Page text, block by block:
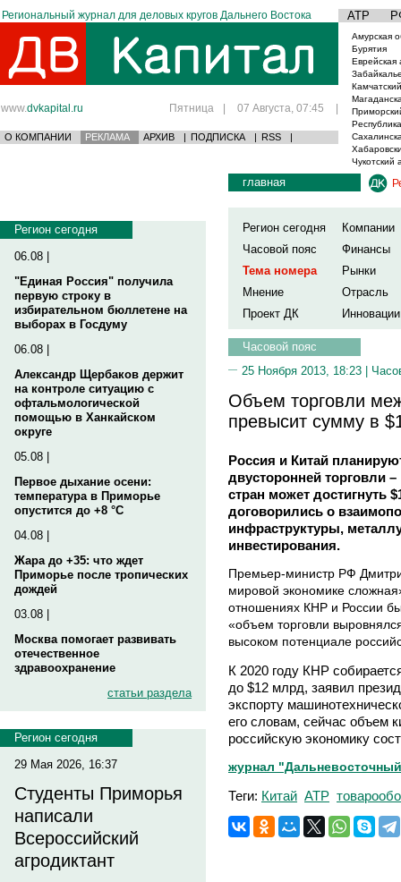
Региональный журнал для деловых кругов Дальнего Востока АТР
www.dvkapital.ru Пятница | 07 Августа, 07:45 |
О КОМПАНИИ РЕКЛАМА АРХИВ | ПОДПИСКА | RSS |
Амурская
Бурятия
Еврейская
Чукотский
Регион сегодня
06.08 |
"Единая Россия" получила
первую строку в
избирательном бюллетене на
выборах в Госдуму
06.08 |
Александр Щербаков держит
на контроле ситуацию с
офтальмологической
помощью в Ханкайском
округе
05.08 |
Первое дыхание осени:
температура в Приморье
опустится до +8 °C
04.08 |
Жара до +35: что ждет
Приморье после тропических
дождей
03.08 |
Москва помогает развивать
отечественное
здравоохранение
статьи раздела
Регион сегодня
29 Мая 2026, 16:37
Студенты Приморья
написали
Всероссийский
агродиктант
главная
Регион сегодня
Компании
Часовой пояс
Финансы
Тема номера
Рынки
Мнение
Отрасль
Проект ДК
Инновации
Часовой пояс
25 Ноября 2013, 18:23 |
Объем торговли
превысит сумму в
Россия и Китай
двусторонней торговли
стран может достигнуть
договорились о
инфраструктуры,
инвестирования.
Премьер-министр РФ
мировой экономике
отношениях КНР и России
«объем торговли
высоком потенциале
К 2020 году КНР
до $12 млрд, заявил
экспорту
его словам, сейчас объем
российскую экономику
журнал
Теги: Китай АТР